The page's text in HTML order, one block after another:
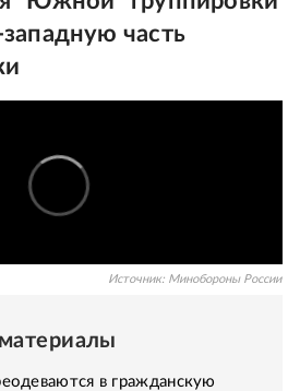
часть
Источник: Минобороны России
в гражданскую